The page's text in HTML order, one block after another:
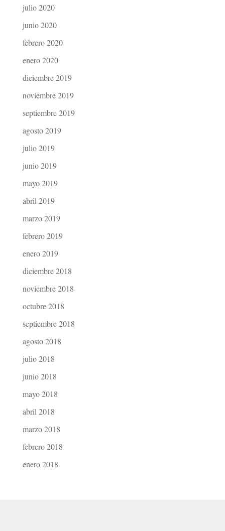
julio 2020
junio 2020
febrero 2020
enero 2020
diciembre 2019
noviembre 2019
septiembre 2019
agosto 2019
julio 2019
junio 2019
mayo 2019
abril 2019
marzo 2019
febrero 2019
enero 2019
diciembre 2018
noviembre 2018
octubre 2018
septiembre 2018
agosto 2018
julio 2018
junio 2018
mayo 2018
abril 2018
marzo 2018
febrero 2018
enero 2018